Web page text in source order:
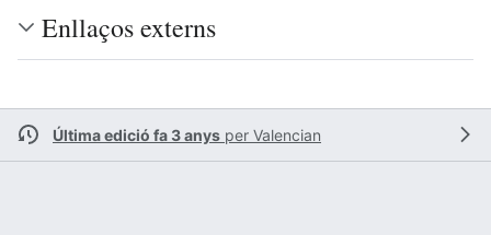
Enllaços externs
Última edició fa 3 anys per Valencian